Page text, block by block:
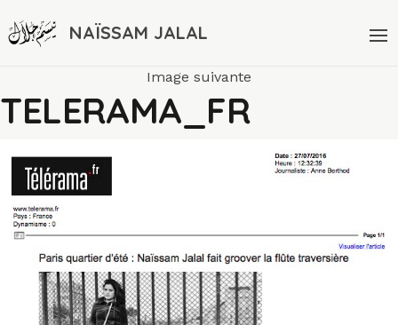
NAÏSSAM JALAL
Image suivante
TELERAMA_FR